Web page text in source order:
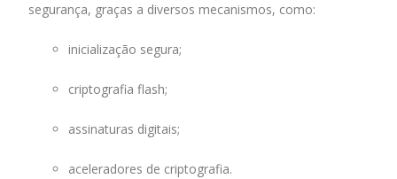
segurança, graças a diversos mecanismos, como:
inicialização segura;
criptografia flash;
assinaturas digitais;
aceleradores de criptografia.